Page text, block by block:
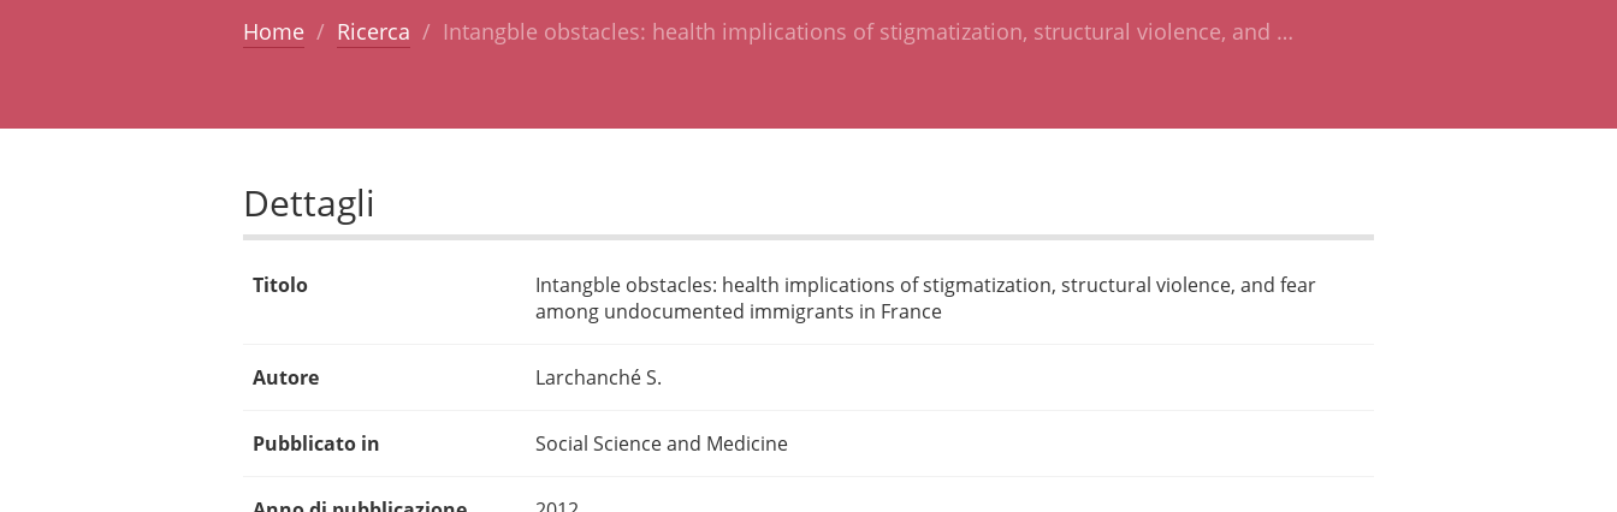
Home Ricerca Intangble obstacles: health implications of stigmatization, structural violence, and …
Dettagli
Titolo
Intangble obstacles: health implications of stigmatization, structural violence, and fear
among undocumented immigrants in France
Autore Larchanché S.
Pubblicato in Social Science and Medicine